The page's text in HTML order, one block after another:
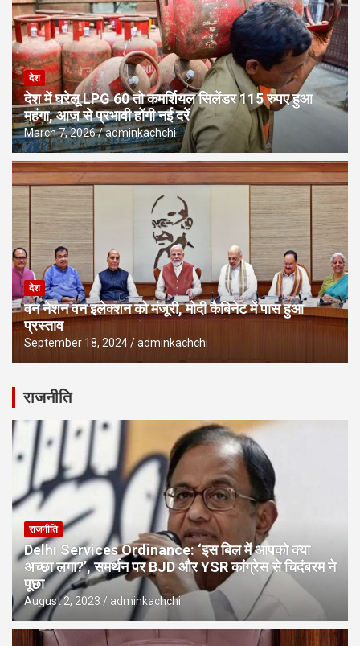
देश
देश में घरेलू LPG 60 तो कमर्शियल सिलेंडर 115 रुपए हुआ
महंगा, आज से प्रभावी होंगी नई दरें
March 7, 2026 adminkachchi
देश
वन नेशन वन इलेक्शन को मंजूरी, मोदी कैबिनेट में पास हुआ
प्रस्ताव
September 18, 2024 adminkachchi
राजनीति
राजनीति
Delhi Services Ordinance: ‘इस बिल में आपको क्या
अच्छा लगा?’, समर्थन पर BJD और YSR कांग्रेस से चिदंबरम ने
पूछा
August 2, 2023 adminkachchi